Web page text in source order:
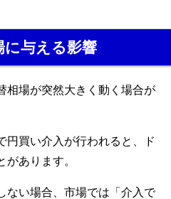
に与える影響
相場が突然大きく動く場合が
円買い介入が行われると、ド
があります。
ない場合、市場では「介入で